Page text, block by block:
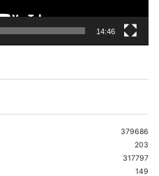
14:46
379686
203
317797
149